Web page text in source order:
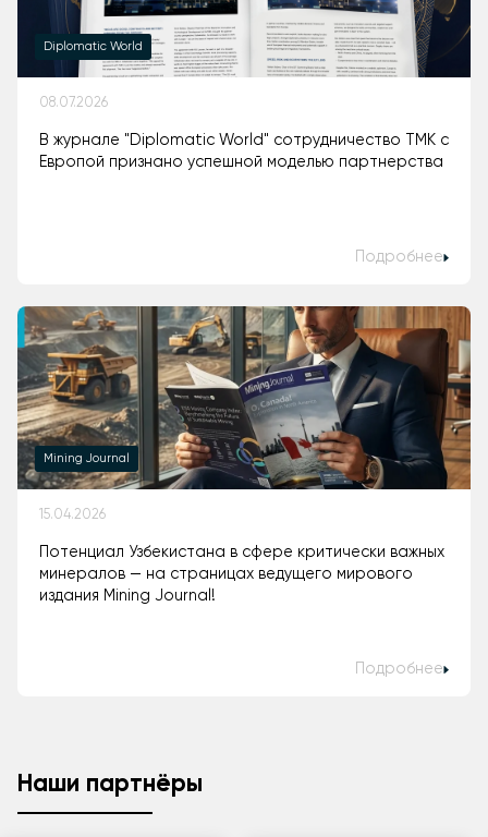
Diplomatic World
08.07.2026
В журнале "Diplomatic World" сотрудничество ТМК с
Европой признано успешной моделью партнерства
Подробнее
Mining Journal
15.04.2026
Потенциал Узбекистана в сфере критически важных
минералов — на страницах ведущего мирового
издания Mining Journal!
Подробнее
Наши партнёры